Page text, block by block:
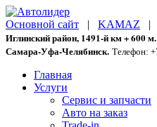
Основной сайт | KAMAZ |
Иглинский район, 1491-й км + 600
Самара-Уфа-Челябинск. Телефон:
Главная
Услуги
Сервис и запчасти
Авто на заказ